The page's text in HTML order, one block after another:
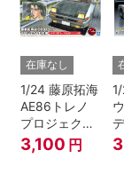
在庫なし
1/24 藤原拓海
AE86トレノ
プロジェクト
D仕様『頭文
字D』
3,100 円